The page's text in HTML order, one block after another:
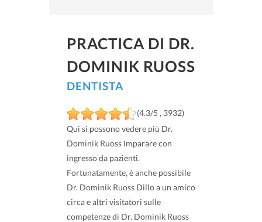
PRACTICA DI DR.
DOMINIK RUOSS
DENTISTA
(4.3/5 , 3932)
Qui si possono vedere più Dr.
Dominik Ruoss Imparare con
ingresso da pazienti.
Fortunatamente, è anche possibile
Dr. Dominik Ruoss Dillo a un amico
circa e altri visitatori sulle
competenze di Dr. Dominik Ruoss